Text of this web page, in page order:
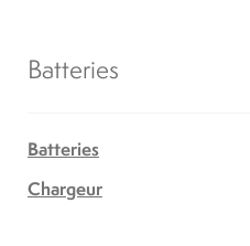
Batteries
Batteries
Chargeur